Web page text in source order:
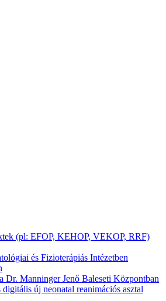
(pl: EFOP, KEHOP, VEKOP, RRF)
és Fizioterápiás Intézetben
Dr. Manninger Jenő Baleseti Központban
új neonatal reanimációs asztal